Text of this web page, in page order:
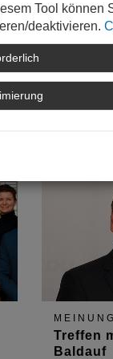
MEINUNG
Treffen
Baldauf
Tool können
deaktivieren.